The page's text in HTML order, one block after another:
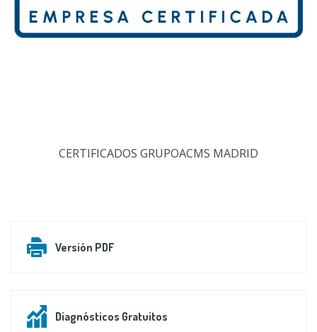
CERTIFICADOS GRUPOACMS MADRID
Versión PDF
Diagnósticos Gratuitos